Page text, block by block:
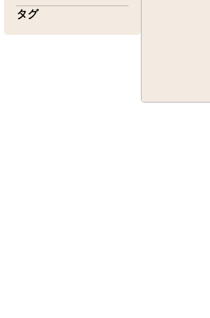
タグ